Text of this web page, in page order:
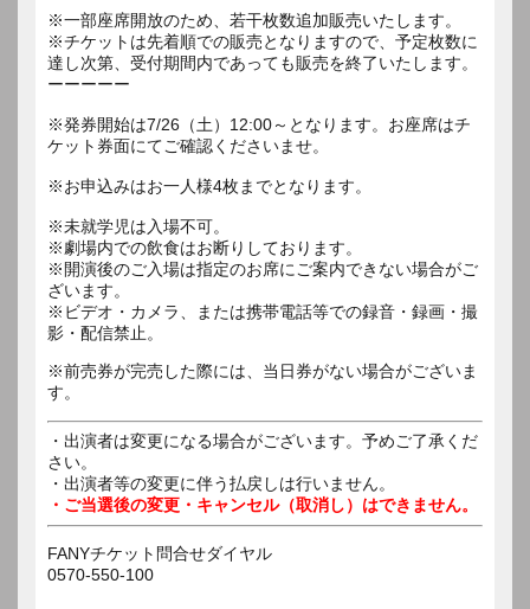
※一部座席開放のため、若干枚数追加販売いたします。
※チケットは先着順での販売となりますので、予定枚数に
達し次第、受付期間内であっても販売を終了いたします。
ーーーーー
※発券開始は7/26（土）12:00～となります。お座席はチ
ケット券面にてご確認くださいませ。
※お申込みはお一人様4枚までとなります。
※未就学児は入場不可。
※劇場内での飲食はお断りしております。
※開演後のご入場は指定のお席にご案内できない場合がご
ざいます。
※ビデオ・カメラ、または携帯電話等での録音・録画・撮
影・配信禁止。
※前売券が完売した際には、当日券がない場合がございま
す。
・出演者は変更になる場合がございます。予めご了承くだ
さい。
・出演者等の変更に伴う払戻しは行いません。
・ご当選後の変更・キャンセル（取消し）はできません。
FANYチケット問合せダイヤル
0570-550-100